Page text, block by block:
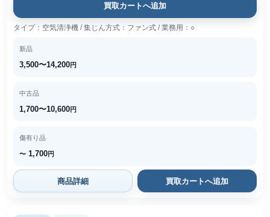
買取カートへ追加
タイプ：空気清浄機 / 集じん方式：ファン式 / 業務用：○
新品
3,500〜14,200円
中古品
1,700〜10,600円
傷有り品
〜 1,700円
商品詳細 買取カートへ追加